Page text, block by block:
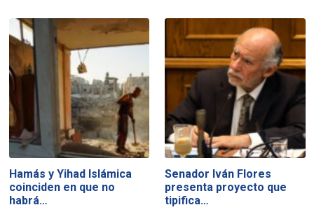
Hamás y Yihad Islámica
coinciden en que no
habrá…
Senador Iván Flores
presenta proyecto que
tipifica…